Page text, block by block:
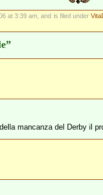
at 3:39 am, and is filed under
mancanza del Derby il